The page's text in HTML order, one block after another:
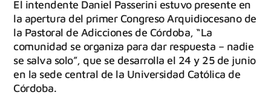
El intendente Daniel Passerini estuvo presente en
la apertura del primer Congreso Arquidiocesano de
la Pastoral de Adicciones de Córdoba, “La
comunidad se organiza para dar respuesta – nadie
se salva solo”, que se desarrolla el 24 y 25 de junio
en la sede central de la Universidad Católica de
Córdoba.